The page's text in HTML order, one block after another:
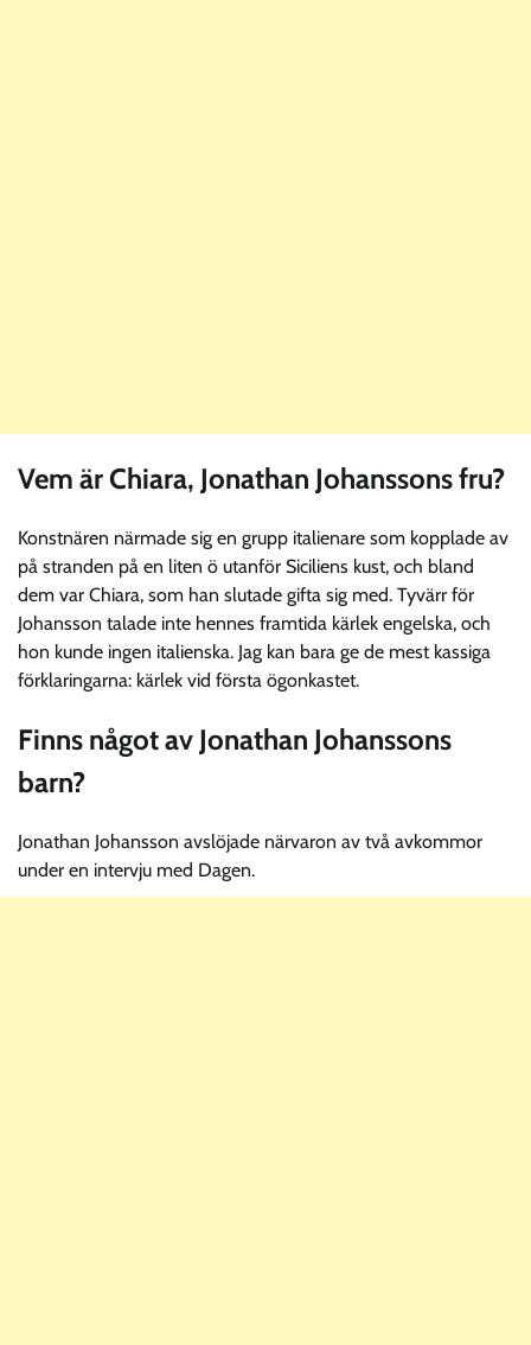
Vem är Chiara, Jonathan Johanssons fru?
Konstnären närmade sig en grupp italienare som kopplade av
på stranden på en liten ö utanför Siciliens kust, och bland
dem var Chiara, som han slutade gifta sig med. Tyvärr för
Johansson talade inte hennes framtida kärlek engelska, och
hon kunde ingen italienska. Jag kan bara ge de mest kassiga
förklaringarna: kärlek vid första ögonkastet.
Finns något av Jonathan Johanssons
barn?
Jonathan Johansson avslöjade närvaron av två avkommor
under en intervju med Dagen.